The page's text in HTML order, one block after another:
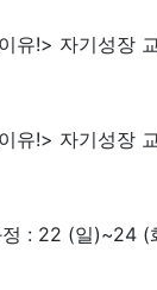
유!> 자기성장
유!> 자기성장
: 22 (일)~24 (